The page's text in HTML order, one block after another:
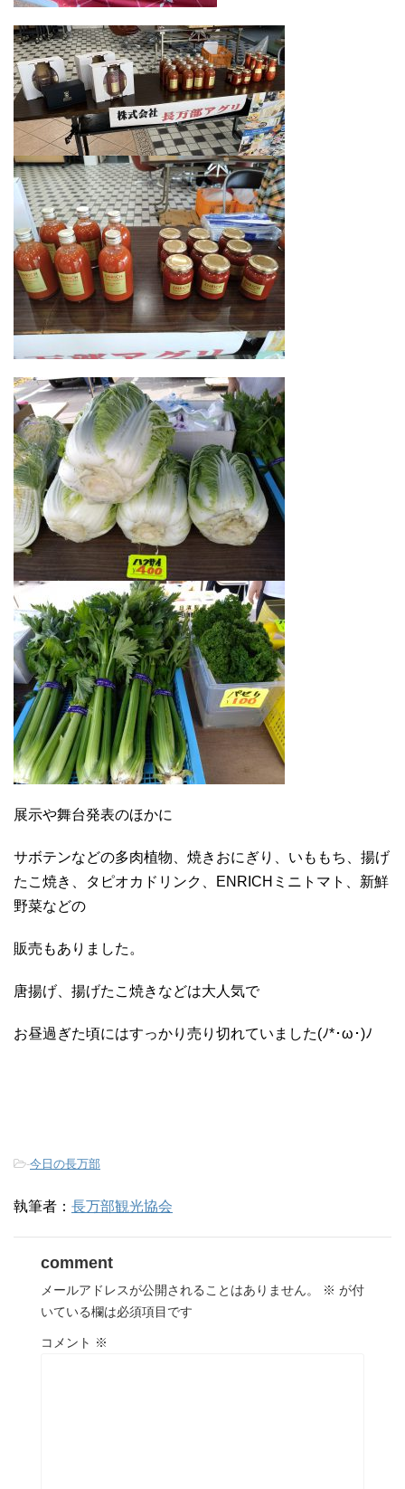
展示や舞台発表のほかに
サボテンなどの多肉植物、焼きおにぎり、いももち、揚げ
たこ焼き、タピオカドリンク、ENRICHミニトマト、新鮮
野菜などの
販売もありました。
唐揚げ、揚げたこ焼きなどは大人気で
お昼過ぎた頃にはすっかり売り切れていました(ﾉ*･ω･)ﾉ
-今日の長万部
執筆者： 長万部観光協会
comment
メールアドレスが公開されることはありません。 ※ が付
いている欄は必須項目です
コメント ※